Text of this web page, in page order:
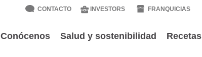
CONTACTO INVESTORS FRANQUICIAS
Conócenos Salud y sostenibilidad Recetas